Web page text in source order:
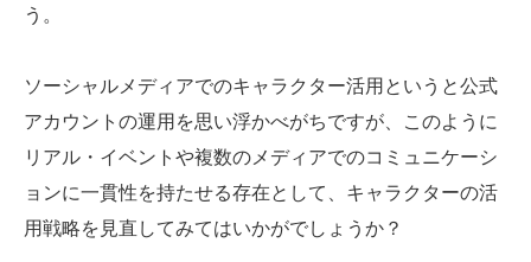
う。
ソーシャルメディアでのキャラクター活用というと公式
アカウントの運用を思い浮かべがちですが、このように
リアル・イベントや複数のメディアでのコミュニケーシ
ョンに一貫性を持たせる存在として、キャラクターの活
用戦略を見直してみてはいかがでしょうか？